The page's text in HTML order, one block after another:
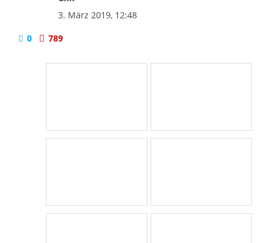
3. März 2019, 12:48
0
789